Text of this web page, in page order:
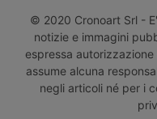
© 2020 Cronoart Srl -
notizie e immagini
espressa
assume alcuna
negli articoli né per i